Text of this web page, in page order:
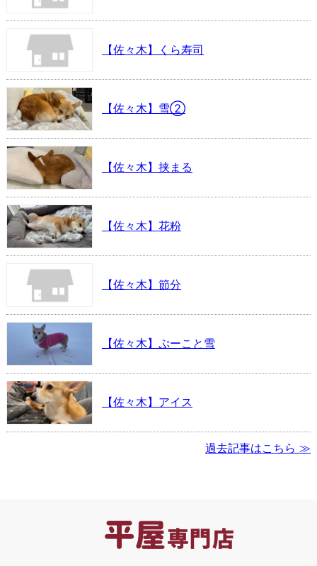
【佐々木】くら寿司
【佐々木】雪②
【佐々木】挟まる
【佐々木】花粉
【佐々木】節分
【佐々木】ぷーこと雪
【佐々木】アイス
過去記事はこちら ≫